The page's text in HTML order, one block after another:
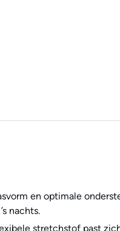
en optimale
nachts.
stretchstof past